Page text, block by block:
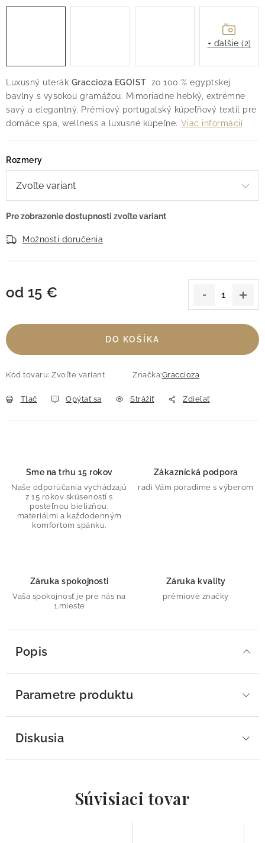
Luxusný uterák Graccioza EGOIST zo 100 % egyptskej
bavlny s vysokou gramážou. Mimoriadne hebký, extrémne
savý a elegantný. Prémiový portugalský kúpeľňový textil pre
domáce spa, wellness a luxusné kúpeľne. Viac informácií
Rozmery
Možnosti doručenia
od 15 €
DO KOŠÍKA
Kód tovaru: Zvoľte variant Značka:Graccioza
Tlač Opýtať sa Strážiť Zdieľať
+ ďalšie (2)
Sme na trhu 15 rokov
Naše odporúčania vychádzajú
z 15 rokov skúseností s
posteľnou bielizňou,
materiálmi a každodenným
komfortom spánku.
Zákaznícká podpora
radi Vám poradíme s výberom
Záruka spokojnosti
Vaša spokojnosť je pre nás na
1.mieste
Záruka kvality
prémiové značky
Popis
Parametre produktu
Diskusia
Súvisiaci tovar